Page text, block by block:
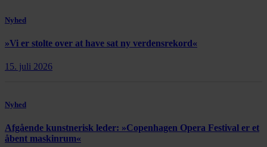
Nyhed
»Vi er stolte over at have sat ny verdensrekord«
15. juli 2026
Nyhed
Afgående kunstnerisk leder: »Copenhagen Opera Festival er et
åbent maskinrum«